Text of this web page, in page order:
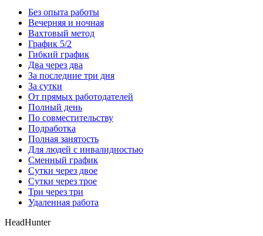
Без опыта работы
Вечерняя и ночная
Вахтовый метод
График 5/2
Гибкий график
Два через два
За последние три дня
За сутки
От прямых работодателей
Полный день
По совместительству
Подработка
Полная занятость
Для людей с инвалидностью
Сменный график
Сутки через двое
Сутки через трое
Три через три
Удаленная работа
HeadHunter